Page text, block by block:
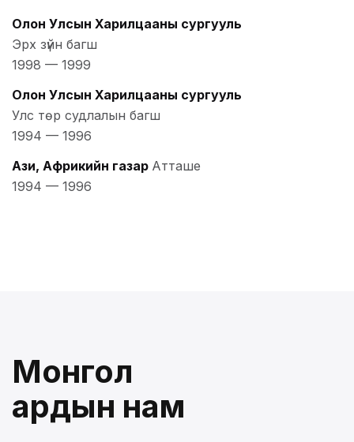
Олон Улсын Харилцааны сургууль
Эрх зүйн багш
1998 — 1999
Олон Улсын Харилцааны сургууль
Улс төр судлалын багш
1994 — 1996
Ази, Африкийн газар Атташе
1994 — 1996
Монгол
ардын нам